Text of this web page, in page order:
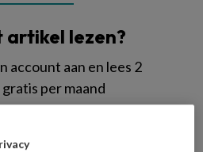
artikel lezen?
account aan en lees 2
per maand